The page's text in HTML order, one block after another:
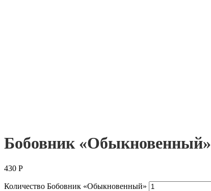
Бобовник «Обыкновенный»
430 Р
Количество Бобовник «Обыкновенный»